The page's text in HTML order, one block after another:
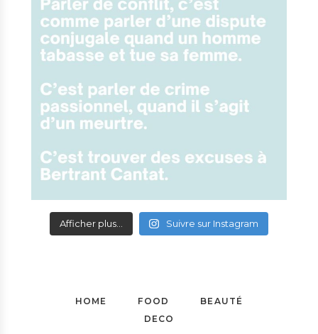
Afficher plus... Suivre sur Instagram
HOME FOOD
BEAUTÉ
DECO